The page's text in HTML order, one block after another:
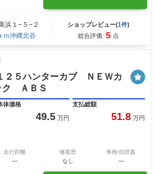
浜１−５−２
ｍ沖縄北谷
ショップレビュー(1件)
総合評価: 5 点
２５ハンターカブ ＮＥＷカ
ＡＢＳ
体価格
49.5 万円
支払総額
51.8 万円
走行距離
―
修復歴
なし
車検/自賠責
―